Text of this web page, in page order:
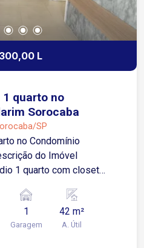
L
quarto no
Sorocaba
SP
no Condomínio
1 quarto com closet
Banheiro social
Imóvel
aberto que proporciona
1
Garagem
42 m²
A. Útil